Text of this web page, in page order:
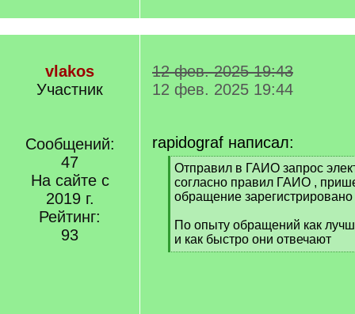
vlakos
Участник
Сообщений:
47
На сайте с
2019 г.
Рейтинг:
93
12 фев. 2025 19:43
12 фев. 2025 19:44
rapidograf написал:
[
q
]
Отправил в ГАИО запрос
согласно правил ГАИО ,
обращение
По опыту обращений как
и как быстро они отвечают
[